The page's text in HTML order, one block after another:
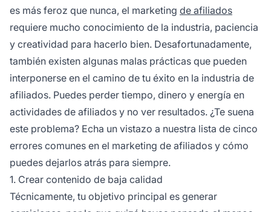
es más feroz que nunca, el marketing de afiliados
requiere mucho conocimiento de la industria, paciencia
y creatividad para hacerlo bien. Desafortunadamente,
también existen algunas malas prácticas que pueden
interponerse en el camino de tu éxito en la industria de
afiliados. Puedes perder tiempo, dinero y energía en
actividades de afiliados y no ver resultados. ¿Te suena
este problema? Echa un vistazo a nuestra lista de cinco
errores comunes en el marketing de afiliados y cómo
puedes dejarlos atrás para siempre.
1. Crear contenido de baja calidad
Técnicamente, tu objetivo principal es generar